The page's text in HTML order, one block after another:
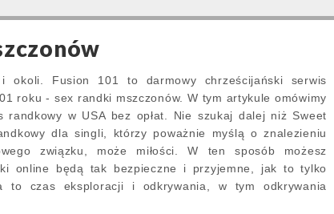
i okoli. Fusion 101 to darmowy chrześcijański serwis
roku - sex randki mszczonów. W tym artykule omówimy
randkowy w USA bez opłat. Nie szukaj dalej niż Sweet
dla singli, którzy poważnie myślą o znalezieniu
związku, może miłości. W ten sposób możesz
online będą tak bezpieczne i przyjemne, jak to tylko
to czas eksploracji i odkrywania, w tym odkrywania